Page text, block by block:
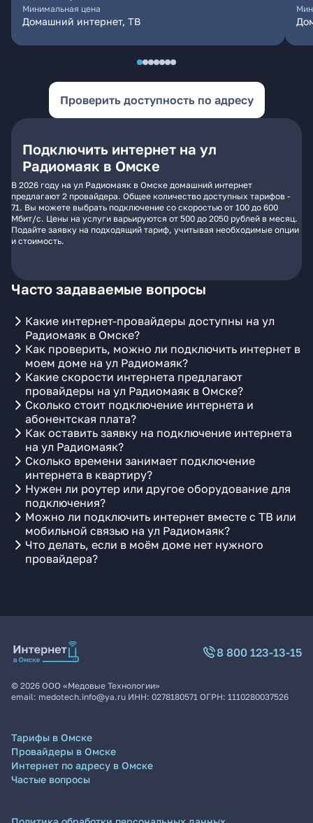
Минимальная цена
Домашний интернет, ТВ
Проверить доступность по адресу
Подключить интернет на ул
Радиомаяк в Омске
В 2026 году на ул Радиомаяк в Омске домашний интернет
предлагают 2 провайдера. Общее количество доступных тарифов -
71. Вы можете выбрать подключение со скоростью от 100 до 600
Мбит/с. Цены на услуги варьируются от 500 до 2050 рублей в месяц.
Подайте заявку на подходящий тариф, учитывая необходимые опции
и стоимость.
Часто задаваемые вопросы
Какие интернет-провайдеры доступны на ул
Радиомаяк в Омске?
Как проверить, можно ли подключить интернет в
моем доме на ул Радиомаяк?
Какие скорости интернета предлагают
провайдеры на ул Радиомаяк в Омске?
Сколько стоит подключение интернета и
абонентская плата?
Как оставить заявку на подключение интернета
на ул Радиомаяк?
Сколько времени занимает подключение
интернета в квартиру?
Нужен ли роутер или другое оборудование для
подключения?
Можно ли подключить интернет вместе с ТВ или
мобильной связью на ул Радиомаяк?
Что делать, если в моём доме нет нужного
провайдера?
8 800 123-13-15
© 2026 ООО «Медовые Технологии»
email: medotech.info@ya.ru ИНН: 0278180571 ОГРН: 1110280037526
Тарифы в Омске
Провайдеры в Омске
Интернет по адресу в Омске
Частые вопросы